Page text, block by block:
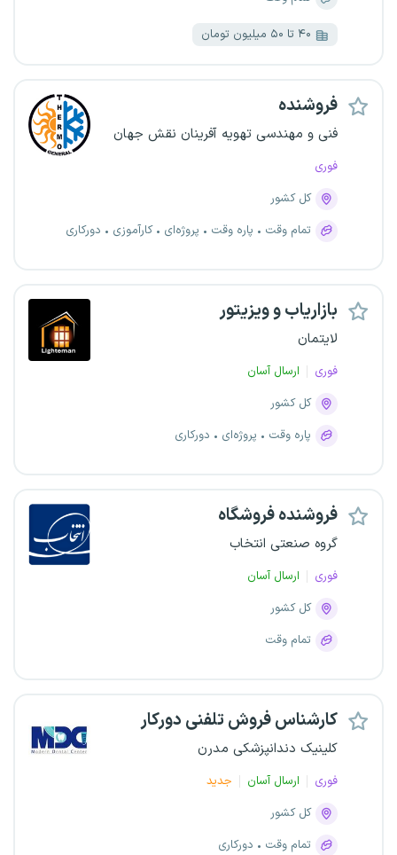
۴۰ تا ۵۰ میلیون تومان
فروشنده
فنی و مهندسی تهویه آفرینان نقش جهان
فوری
کل کشور
تمام وقت
پاره وقت پروژه‌ای کارآموزی دورکاری
بازاریاب و ویزیتور
لایتمان
فوری
ارسال آسان
کل کشور
پاره وقت
پروژه‌ای دورکاری
فروشنده فروشگاه
گروه صنعتی انتخاب
فوری
ارسال آسان
کل کشور
تمام وقت
کارشناس فروش تلفنی دورکار
کلینیک دندانپزشکی مدرن
فوری ارسال آسان
جدید
کل کشور
تمام وقت
دورکاری